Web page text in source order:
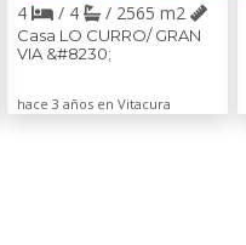
4
/ 4 / 2565 m2
Casa LO CURRO/ GRAN
VIA &#8230;
hace 3 años en Vitacura